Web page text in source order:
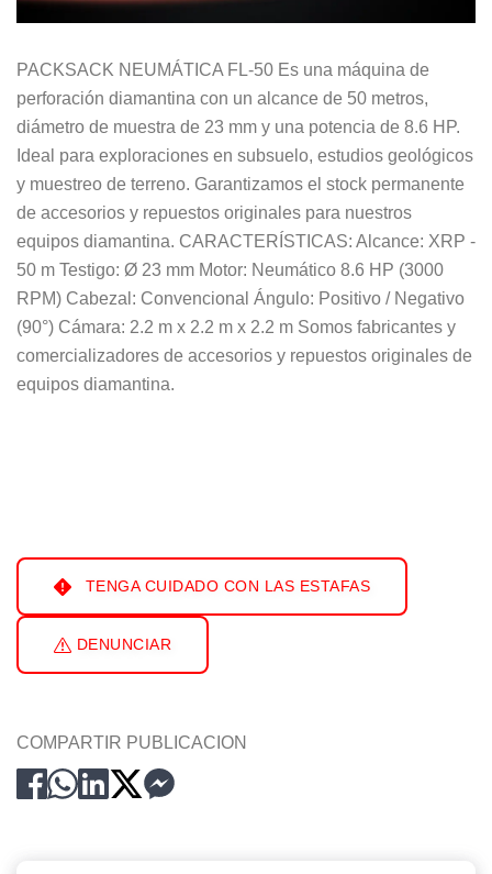
PACKSACK NEUMÁTICA FL-50 Es una máquina de
perforación diamantina con un alcance de 50 metros,
diámetro de muestra de 23 mm y una potencia de 8.6 HP.
Ideal para exploraciones en subsuelo, estudios geológicos
y muestreo de terreno. Garantizamos el stock permanente
de accesorios y repuestos originales para nuestros
equipos diamantina. CARACTERÍSTICAS: Alcance: XRP -
50 m Testigo: Ø 23 mm Motor: Neumático 8.6 HP (3000
RPM) Cabezal: Convencional Ángulo: Positivo / Negativo
(90°) Cámara: 2.2 m x 2.2 m x 2.2 m Somos fabricantes y
comercializadores de accesorios y repuestos originales de
equipos diamantina.
TENGA CUIDADO CON LAS ESTAFAS
DENUNCIAR
COMPARTIR PUBLICACION